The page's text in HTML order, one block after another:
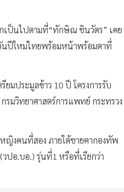
เป็นไปตามที่“ทักษิณ ชินวัตร” เคย
นปีใหม่ไทยพร้อมหน้าพร้อมตาที่
มประมูลข้าว 10 ปี โครงการรับ
มวิทยาศาสตร์การแพทย์ กระทรวง
ญิงคนที่สอง ภายใต้ชายคากองทัพ
ปอ.บอ.) รุ่นที่1 หรือที่เรียกว่า